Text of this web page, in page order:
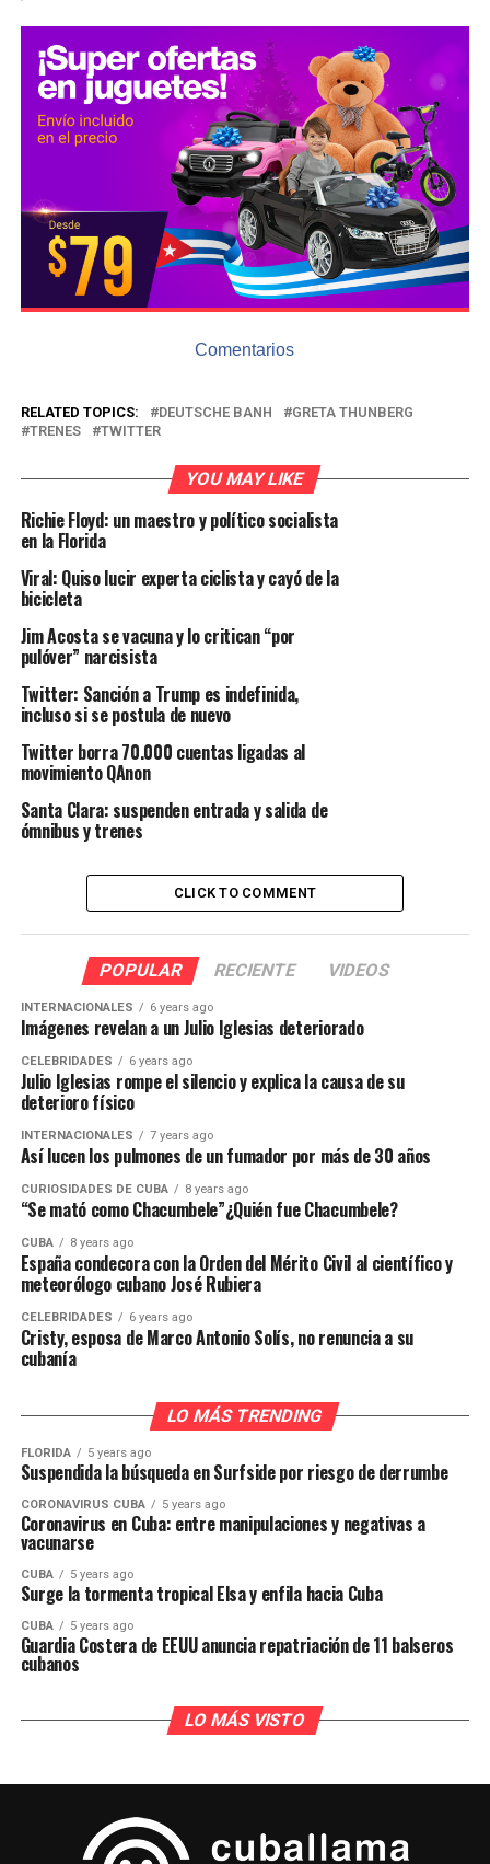
Comentarios
RELATED TOPICS: DEUTSCHE BANH
GRETA THUNBERG
TRENES
TWITTER
YOU MAY LIKE
Richie Floyd: un maestro y político socialista
en la Florida
Viral: Quiso lucir experta ciclista y cayó de la
bicicleta
Jim Acosta se vacuna y lo critican “por
pulóver” narcisista
Twitter: Sanción a Trump es indefinida,
incluso si se postula de nuevo
Twitter borra 70.000 cuentas ligadas al
movimiento QAnon
Santa Clara: suspenden entrada y salida de
ómnibus y trenes
CLICK TO COMMENT
POPULAR RECIENTE VIDEOS
INTERNACIONALES 6 years ago
Imágenes revelan a un Julio Iglesias deteriorado
CELEBRIDADES 6 years ago
Julio Iglesias rompe el silencio y explica la causa de su
deterioro físico
INTERNACIONALES 7 years ago
Así lucen los pulmones de un fumador por más de 30 años
CURIOSIDADES DE CUBA 8 years ago
“Se mató como Chacumbele”¿Quién fue Chacumbele?
CUBA 8 years ago
España condecora con la Orden del Mérito Civil al científico y
meteorólogo cubano José Rubiera
CELEBRIDADES 6 years ago
Cristy, esposa de Marco Antonio Solís, no renuncia a su
cubanía
LO MÁS TRENDING
FLORIDA 5 years ago
Suspendida la búsqueda en Surfside por riesgo de derrumbe
CORONAVIRUS CUBA 5 years ago
Coronavirus en Cuba: entre manipulaciones y negativas a
vacunarse
CUBA 5 years ago
Surge la tormenta tropical Elsa y enfila hacia Cuba
CUBA 5 years ago
Guardia Costera de EEUU anuncia repatriación de 11 balseros
cubanos
LO MÁS VISTO